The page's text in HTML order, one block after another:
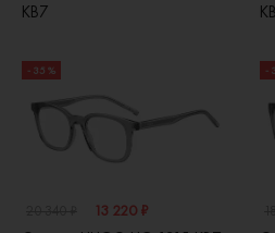
KB7
- 35 %
13 220 ₽
-